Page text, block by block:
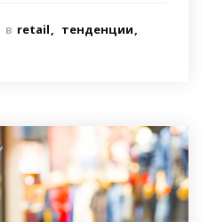
в retail
тенденции